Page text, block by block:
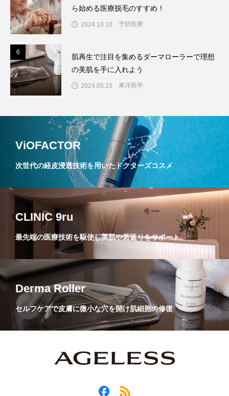
ら始める医療脱毛のすすめ！
2024.10.10 予防医療
6
肌再生で注目を集めるダーマローラーで理想
の美肌を手に入れよう
2024.05.15 東洋医学
ViOFACTOR
次世代の経皮浸透技術を用いたドクターズコスメ
CLINIC 9ru
最先端の医療技術を駆使し美肌や若返りをサポート
Derma Roller
セルフケアで皮膚に微小な穴を開け肌細胞の修復